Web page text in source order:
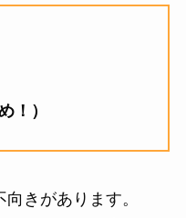
！）
きがあります。